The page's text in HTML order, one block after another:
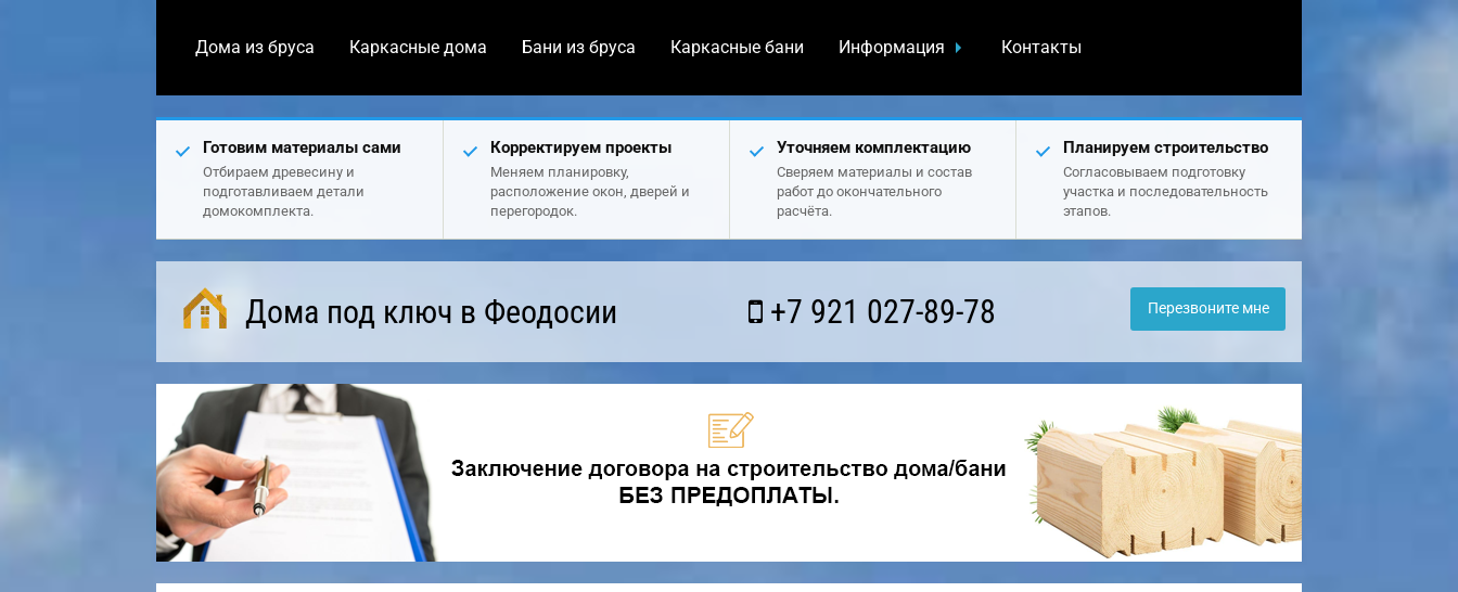
Дома из бруса Каркасные дома Бани из бруса Каркасные бани Информация Контакты
Готовим материалы сами
Отбираем древесину и
подготавливаем детали
домокомплекта.
Корректируем проекты
Меняем планировку,
расположение окон, дверей и
перегородок.
Уточняем комплектацию
Сверяем материалы и состав
работ до окончательного
расчёта.
Планируем строительство
Согласовываем подготовку
участка и последовательность
этапов.
Дома под ключ в Феодосии +7 921 027-89-78 Перезвоните мне